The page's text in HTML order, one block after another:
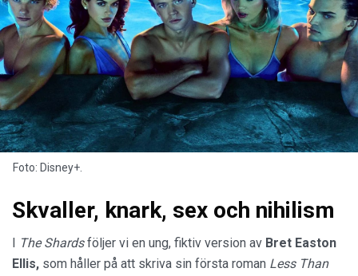
Foto: Disney+.
Skvaller, knark, sex och nihilism
The Shardsföljer vi en ung, fiktiv version av Bret Easton
Ellis, som håller på att skriva sin första roman Less Than